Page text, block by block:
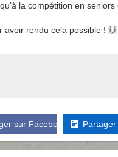
la compétition en
avoir rendu cela possible ! 🙌
sur Facebook